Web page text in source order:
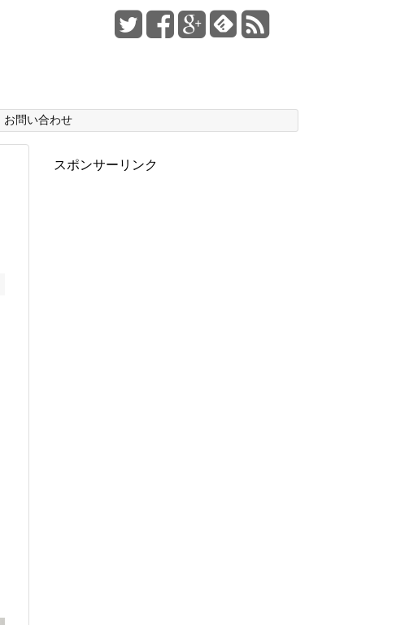
お問い合わせ
スポンサーリンク